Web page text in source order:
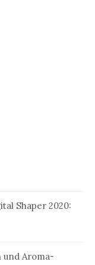
Shaper 2020:
und Aroma-